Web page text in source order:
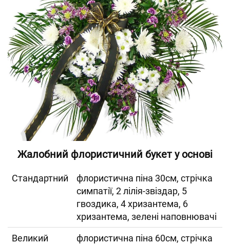
Жалобний флористичний букет у основі
Cтандартний
флористична піна 30см, стрічка
симпатії, 2 лілія-звіздар, 5
гвоздика, 4 хризантема, 6
хризантема, зелені наповнювачі
Великий
флористична піна 60см, стрічка